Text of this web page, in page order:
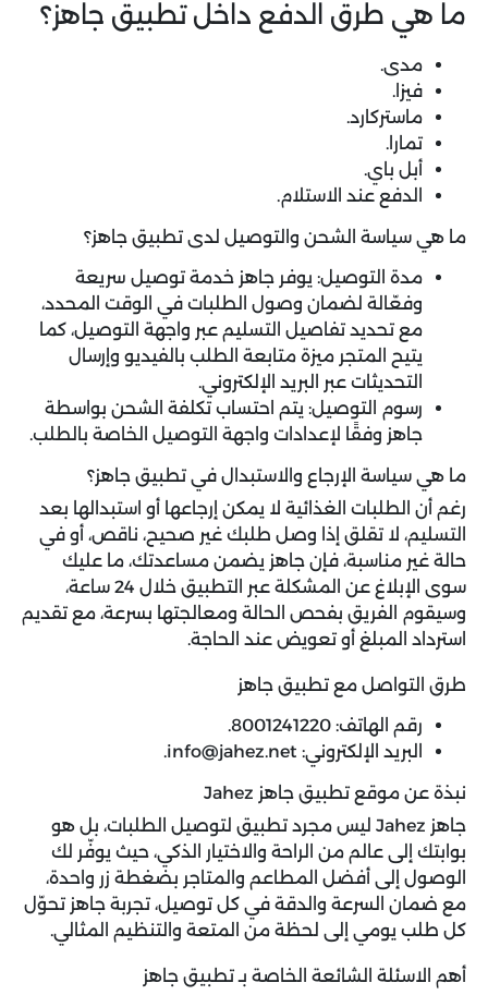
ما هي طرق الدفع داخل تطبيق جاهز؟
مدى.
فيزا.
ماستركارد.
تمارا.
أبل باي.
الدفع عند الاستلام.
ما هي سياسة الشحن والتوصيل لدى تطبيق جاهز؟
مدة التوصيل: يوفر جاهز خدمة توصيل سريعة
وفعّالة لضمان وصول الطلبات في الوقت المحدد،
مع تحديد تفاصيل التسليم عبر واجهة التوصيل، كما
يتيح المتجر ميزة متابعة الطلب بالفيديو وإرسال
التحديثات عبر البريد الإلكتروني.
رسوم التوصيل: يتم احتساب تكلفة الشحن بواسطة
جاهز وفقًا لإعدادات واجهة التوصيل الخاصة بالطلب.
ما هي سياسة الإرجاع والاستبدال في تطبيق جاهز؟
رغم أن الطلبات الغذائية لا يمكن إرجاعها أو استبدالها بعد
التسليم، لا تقلق إذا وصل طلبك غير صحيح، ناقص، أو في
حالة غير مناسبة، فإن جاهز يضمن مساعدتك، ما عليك
سوى الإبلاغ عن المشكلة عبر التطبيق خلال 24 ساعة،
وسيقوم الفريق بفحص الحالة ومعالجتها بسرعة، مع تقديم
استرداد المبلغ أو تعويض عند الحاجة.
طرق التواصل مع تطبيق جاهز
رقم الهاتف: 8001241220.
البريد الإلكتروني: info@jahez.net.
نبذة عن موقع تطبيق جاهز Jahez
جاهز Jahez ليس مجرد تطبيق لتوصيل الطلبات، بل هو
بوابتك إلى عالم من الراحة والاختيار الذكي، حيث يوفّر لك
الوصول إلى أفضل المطاعم والمتاجر بضغطة زر واحدة،
مع ضمان السرعة والدقة في كل توصيل، تجربة جاهز تحوّل
كل طلب يومي إلى لحظة من المتعة والتنظيم المثالي.
أهم الاسئلة الشائعة الخاصة بـ تطبيق جاهز